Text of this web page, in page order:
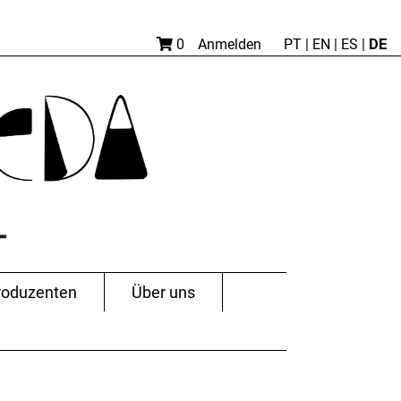
0 Anmelden PT | EN | ES | DE
Über uns